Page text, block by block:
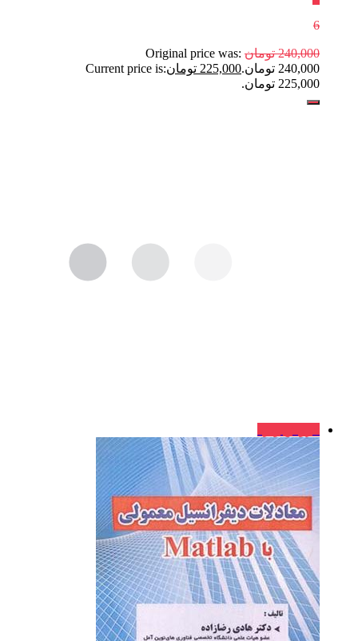
6
240,000 تومان Original price was:
240,000 تومان.
225,000 تومانCurrent price is:
225,000 تومان.